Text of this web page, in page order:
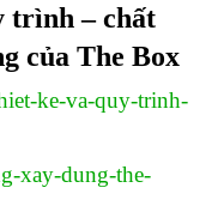
trình – chất
của The Box
ke-va-quy-trinh-
xay-dung-the-